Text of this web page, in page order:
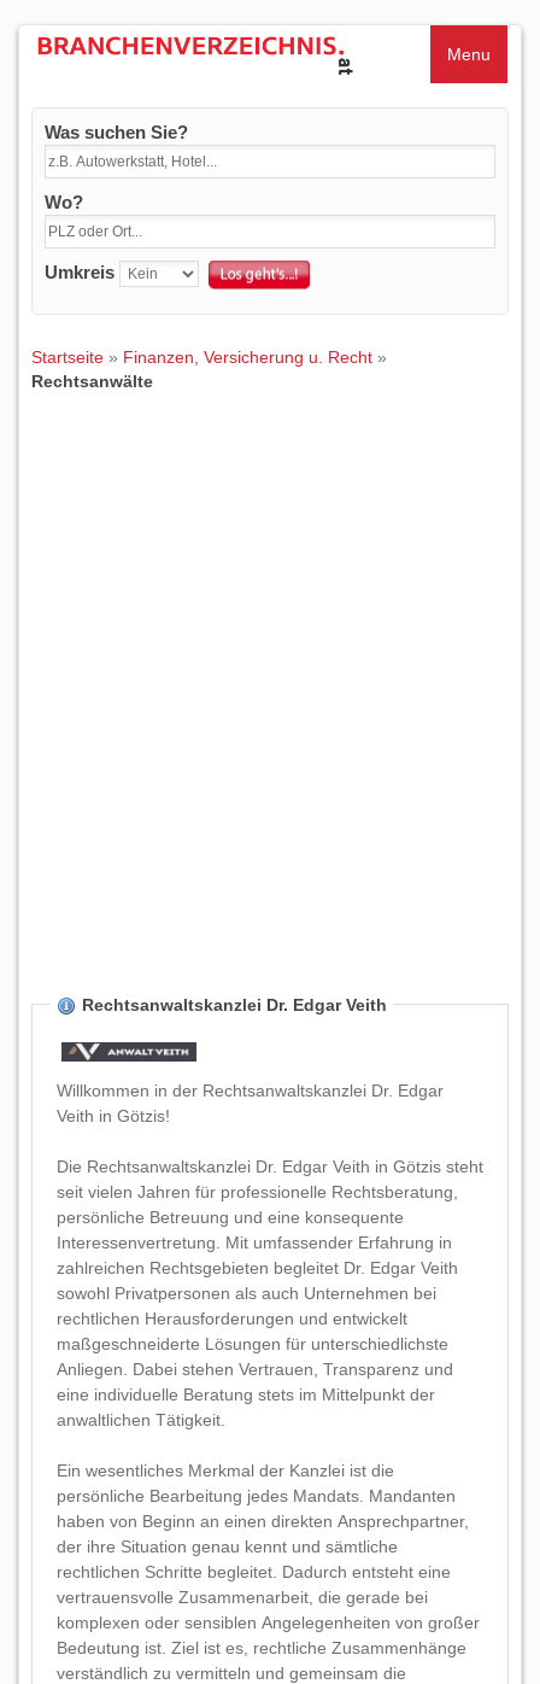
Menu
Was suchen Sie?
Wo?
Umkreis
Startseite » Finanzen, Versicherung u. Recht »
Rechtsanwälte
Rechtsanwaltskanzlei Dr. Edgar Veith
Willkommen in der Rechtsanwaltskanzlei Dr. Edgar
Veith in Götzis!
Die Rechtsanwaltskanzlei Dr. Edgar Veith in Götzis steht
seit vielen Jahren für professionelle Rechtsberatung,
persönliche Betreuung und eine konsequente
Interessenvertretung. Mit umfassender Erfahrung in
zahlreichen Rechtsgebieten begleitet Dr. Edgar Veith
sowohl Privatpersonen als auch Unternehmen bei
rechtlichen Herausforderungen und entwickelt
maßgeschneiderte Lösungen für unterschiedlichste
Anliegen. Dabei stehen Vertrauen, Transparenz und
eine individuelle Beratung stets im Mittelpunkt der
anwaltlichen Tätigkeit.
Ein wesentliches Merkmal der Kanzlei ist die
persönliche Bearbeitung jedes Mandats. Mandanten
haben von Beginn an einen direkten Ansprechpartner,
der ihre Situation genau kennt und sämtliche
rechtlichen Schritte begleitet. Dadurch entsteht eine
vertrauensvolle Zusammenarbeit, die gerade bei
komplexen oder sensiblen Angelegenheiten von großer
Bedeutung ist. Ziel ist es, rechtliche Zusammenhänge
verständlich zu vermitteln und gemeinsam die